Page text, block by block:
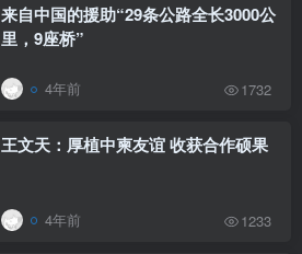
来自中国的援助“29条公路全长3000公
里，9座桥”
4年前 1732
王文天：厚植中柬友谊 收获合作硕果
4年前 1233